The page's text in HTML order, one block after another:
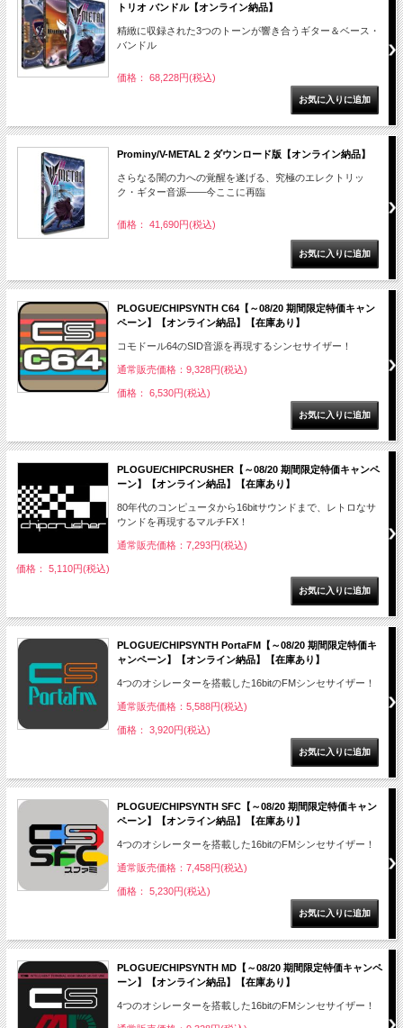
トリオ バンドル【オンライン納品】
精緻に収録された3つのトーンが響き合うギター＆ベース・
バンドル
価格： 68,228円(税込)
Prominy/V-METAL 2 ダウンロード版【オンライン納品】
さらなる闇の力への覚醒を遂げる、究極のエレクトリッ
ク・ギター音源――今ここに再臨
価格： 41,690円(税込)
PLOGUE/CHIPSYNTH C64【～08/20 期間限定特価キャン
ペーン】【オンライン納品】【在庫あり】
コモドール64のSID音源を再現するシンセサイザー！
通常販売価格：9,328円(税込)
価格： 6,530円(税込)
PLOGUE/CHIPCRUSHER【～08/20 期間限定特価キャンペ
ーン】【オンライン納品】【在庫あり】
80年代のコンピュータから16bitサウンドまで、レトロなサ
ウンドを再現するマルチFX！
通常販売価格：7,293円(税込)
価格： 5,110円(税込)
PLOGUE/CHIPSYNTH PortaFM【～08/20 期間限定特価キ
ャンペーン】【オンライン納品】【在庫あり】
4つのオシレーターを搭載した16bitのFMシンセサイザー！
通常販売価格：5,588円(税込)
価格： 3,920円(税込)
PLOGUE/CHIPSYNTH SFC【～08/20 期間限定特価キャン
ペーン】【オンライン納品】【在庫あり】
4つのオシレーターを搭載した16bitのFMシンセサイザー！
通常販売価格：7,458円(税込)
価格： 5,230円(税込)
PLOGUE/CHIPSYNTH MD【～08/20 期間限定特価キャンペ
ーン】【オンライン納品】【在庫あり】
4つのオシレーターを搭載した16bitのFMシンセサイザー！